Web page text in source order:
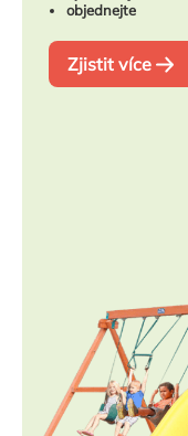
objednejte
Zjistit více